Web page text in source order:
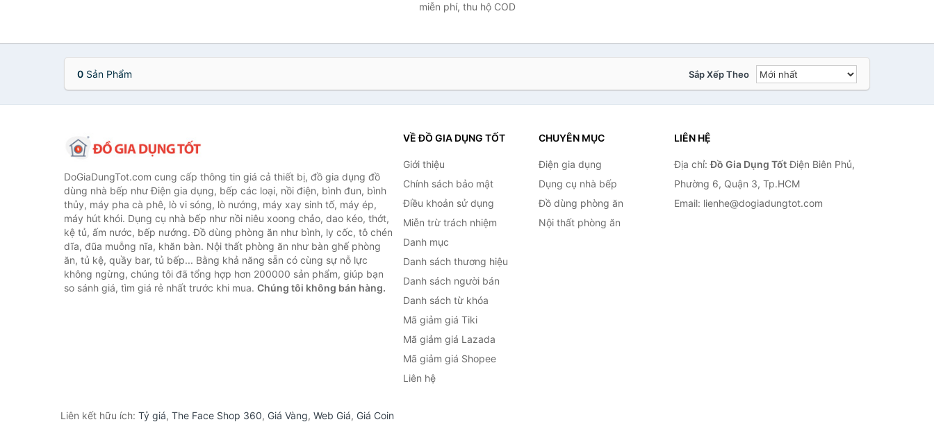
miễn phí, thu hộ COD
0 Sản Phẩm Sắp Xếp Theo
DoGiaDungTot.com cung cấp thông tin giá cả thiết bị, đồ gia dụng đồ
dùng nhà bếp như Điện gia dụng, bếp các loại, nồi điện, bình đun, bình
thủy, máy pha cà phê, lò vi sóng, lò nướng, máy xay sinh tố, máy ép,
máy hút khói. Dụng cụ nhà bếp như nồi niêu xoong chảo, dao kéo, thớt,
kệ tủ, ấm nước, bếp nướng. Đồ dùng phòng ăn như bình, ly cốc, tô chén
dĩa, đũa muỗng nĩa, khăn bàn. Nội thất phòng ăn như bàn ghế phòng
ăn, tủ kệ, quầy bar, tủ bếp... Bằng khả năng sẵn có cùng sự nỗ lực
không ngừng, chúng tôi đã tổng hợp hơn 200000 sản phẩm, giúp bạn
so sánh giá, tìm giá rẻ nhất trước khi mua. Chúng tôi không bán hàng.
VỀ ĐỒ GIA DỤNG TỐT
Giới thiệu
Chính sách bảo mật
Điều khoản sử dụng
Miễn trừ trách nhiệm
Danh mục
Danh sách thương hiệu
Danh sách người bán
Danh sách từ khóa
Mã giảm giá Tiki
Mã giảm giá Lazada
Mã giảm giá Shopee
Liên hệ
CHUYÊN MỤC
Điện gia dụng
Dụng cụ nhà bếp
Đồ dùng phòng ăn
Nội thất phòng ăn
LIÊN HỆ
Địa chỉ:Đồ Gia Dụng TốtĐiện Biên Phủ,
Phường 6, Quận 3, Tp.HCM
Email: lienhe@dogiadungtot.com
Liên kết hữu ích: Tỷ giá, The Face Shop 360, Giá Vàng, Web Giá, Giá Coin